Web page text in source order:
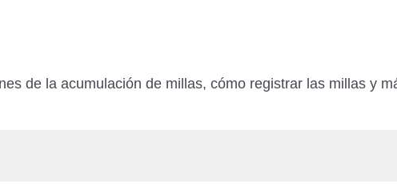
de la acumulación de millas, cómo registrar las millas y